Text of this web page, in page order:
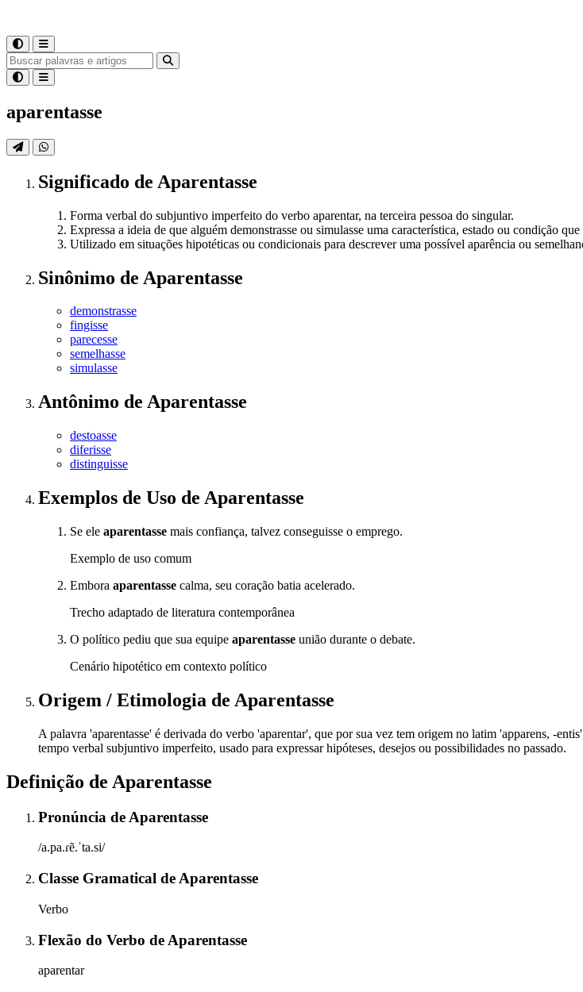
aparentasse
Significado de Aparentasse
Forma verbal do subjuntivo imperfeito do verbo aparentar, na terceira pessoa do singular.
Expressa a ideia de que alguém demonstrasse ou simulasse uma característica, estado ou condição
Utilizado em situações hipotéticas ou condicionais para descrever uma possível aparência ou
Sinônimo de Aparentasse
demonstrasse
fingisse
parecesse
semelhasse
simulasse
Antônimo de Aparentasse
destoasse
diferisse
distinguisse
Exemplos de Uso de Aparentasse
Se ele aparentasse mais confiança, talvez conseguisse o emprego.
Exemplo de uso comum
Embora aparentasse calma, seu coração batia acelerado.
Trecho adaptado de literatura contemporânea
O político pediu que sua equipe aparentasse união durante o debate.
Cenário hipotético em contexto político
Origem / Etimologia de Aparentasse
A palavra 'aparentasse' é derivada do verbo 'aparentar', que por sua vez tem origem no latim 'apparens, -
tempo verbal subjuntivo imperfeito, usado para expressar hipóteses, desejos ou possibilidades no passado.
Definição de Aparentasse
Pronúncia de Aparentasse
/a.pa.ɾẽ.ˈta.si/
Classe Gramatical de Aparentasse
Verbo
Flexão do Verbo de Aparentasse
aparentar